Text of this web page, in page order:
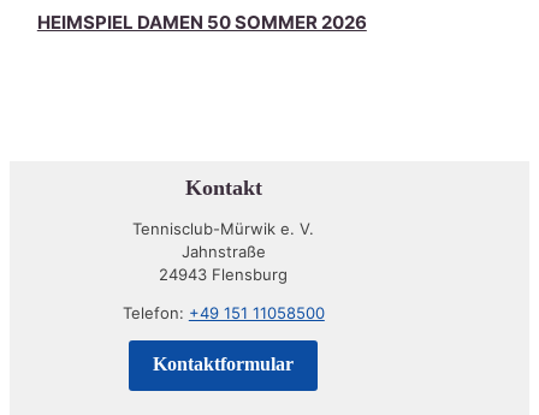
HEIMSPIEL DAMEN 50 SOMMER 2026
Kontakt
Tennisclub-Mürwik e. V.
Jahnstraße
24943 Flensburg
Telefon: +49 151 11058500
Kontaktformular